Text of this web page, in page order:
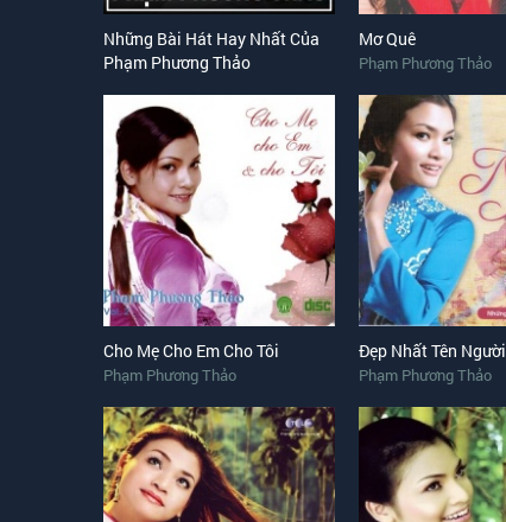
Những Bài Hát Hay Nhất Của
Phạm Phương Thảo
Mơ Quê
Phạm Phương Thảo
Cho Mẹ Cho Em Cho Tôi
Phạm Phương Thảo
Đẹp Nhất Tên Người
Phạm Phương Thảo